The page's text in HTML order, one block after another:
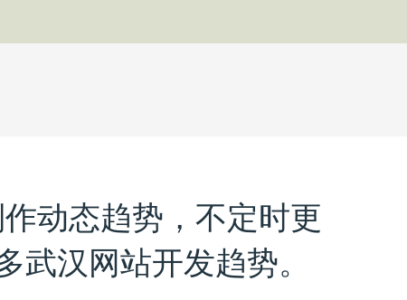
动态趋势，不定时更
汉网站开发趋势。